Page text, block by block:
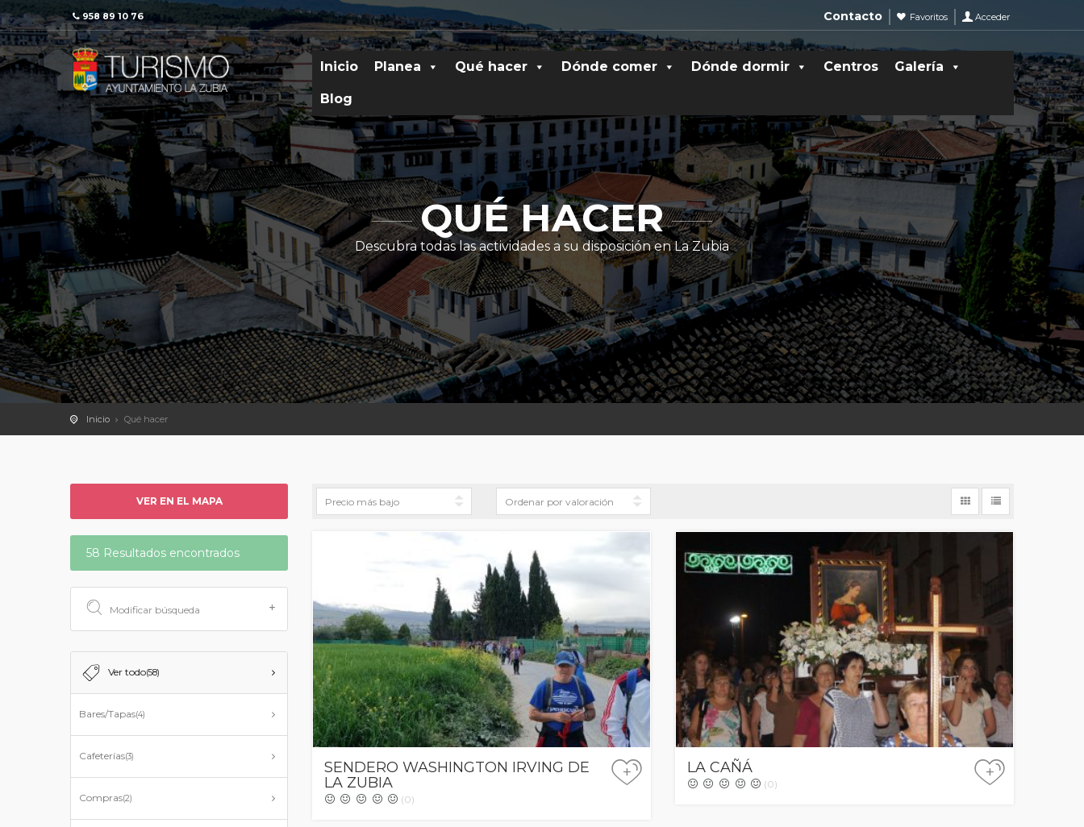
958 89 10 76 Contacto Favoritos Acceder
Inicio Planea Qué hacer Dónde comer Dónde dormir Centros Galería
Blog
QUÉ HACER
Descubra todas las actividades a su disposición en La Zubia
Inicio Qué hacer
VER EN EL MAPA
58 Resultados encontrados
Modificar búsqueda
Ver todo(58)
Bares/Tapas(4)
Cafeterías(3)
Compras(2)
SENDERO WASHINGTON IRVING DE
LA ZUBIA
(0)
+ LA CAÑÁ
(0)
+